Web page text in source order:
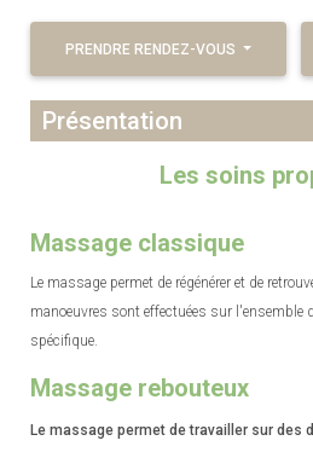
PRENDRE RENDEZ-VOUS
Présentation
Les soins
Massage classique
Le massage permet de régénérer et de
manoeuvres sont effectuées sur l'ensemble
spécifique.
Massage rebouteux
Le massage permet de travailler sur des